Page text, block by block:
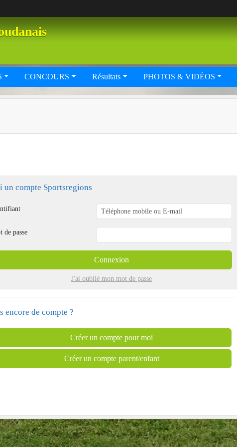
CONCOURS Résultats PHOTOS & VIDÉOS
un compte Sportsregions
de passe
Connexion
J'ai oublié mon mot de passe
encore de compte ?
Créer un compte pour moi
Créer un compte parent/enfant